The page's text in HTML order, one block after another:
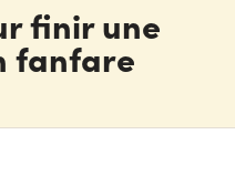
finir une
fanfare